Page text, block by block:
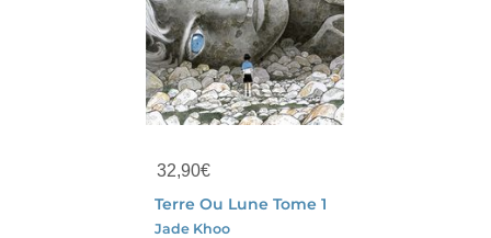
32,90€
Terre Ou Lune Tome 1
Jade Khoo